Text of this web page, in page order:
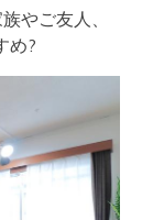
やご友人、
め?